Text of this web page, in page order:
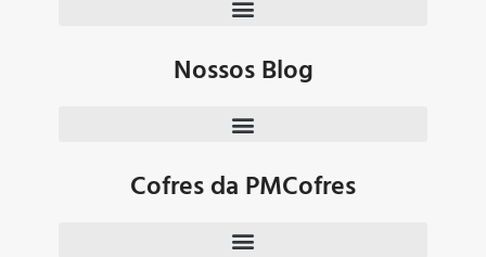
Nossos Blog
Cofres da PMCofres